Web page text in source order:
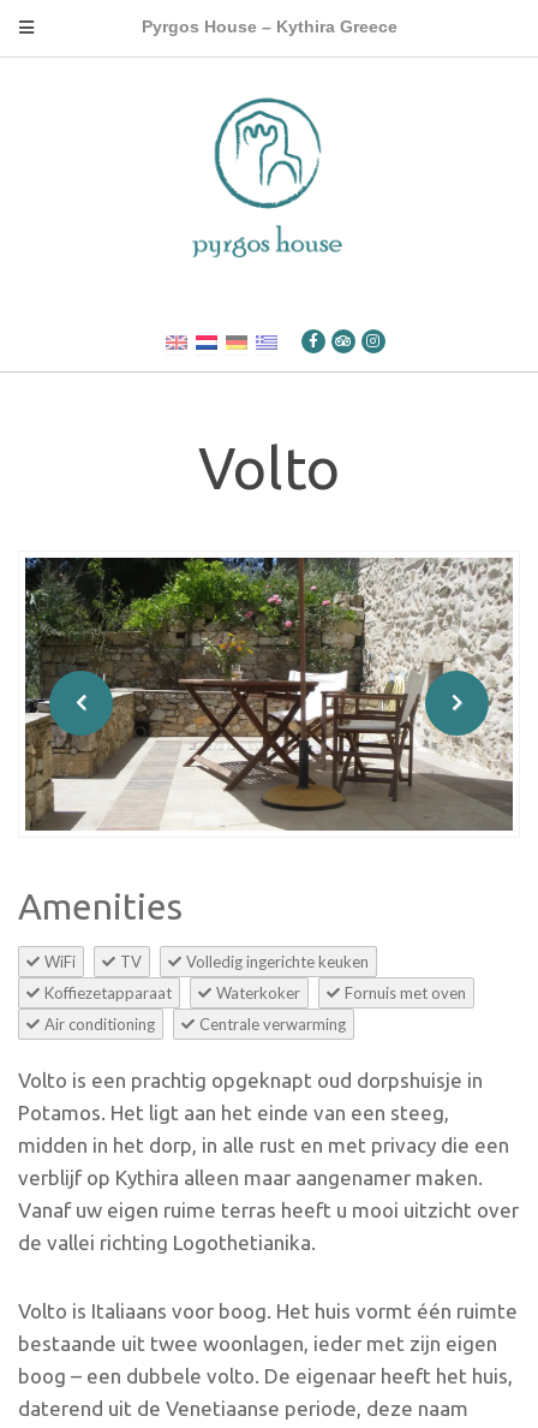
Pyrgos House – Kythira Greece
Volto
Amenities
WiFi TV
Volledig ingerichte keuken
Koffiezetapparaat
Waterkoker
Fornuis met oven
Air conditioning
Centrale verwarming
Volto is een prachtig opgeknapt oud dorpshuisje in
Potamos. Het ligt aan het einde van een steeg,
midden in het dorp, in alle rust en met privacy die een
verblijf op Kythira alleen maar aangenamer maken.
Vanaf uw eigen ruime terras heeft u mooi uitzicht over
de vallei richting Logothetianika.
Volto is Italiaans voor boog. Het huis vormt één ruimte
bestaande uit twee woonlagen, ieder met zijn eigen
boog – een dubbele volto. De eigenaar heeft het huis,
daterend uit de Venetiaanse periode, deze naam